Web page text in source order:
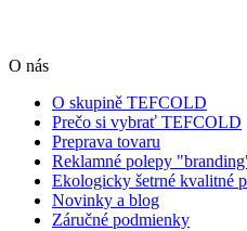
O nás
O skupině TEFCOLD
Prečo si vybrať TEFCOLD
Preprava tovaru
Reklamné polepy
Ekologicky šetrné kvalitné
Novinky a blog
Záručné podmienky